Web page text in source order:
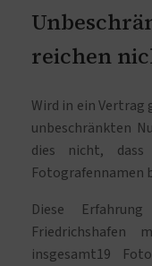
reichen
Wird in ein Vertrag
unbeschränkten
dies nicht,
Fotografennamen
Diese
Friedrichshafen
insgesamt19